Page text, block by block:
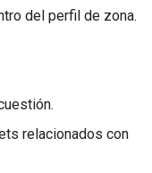
del perfil de zona.
relacionados con